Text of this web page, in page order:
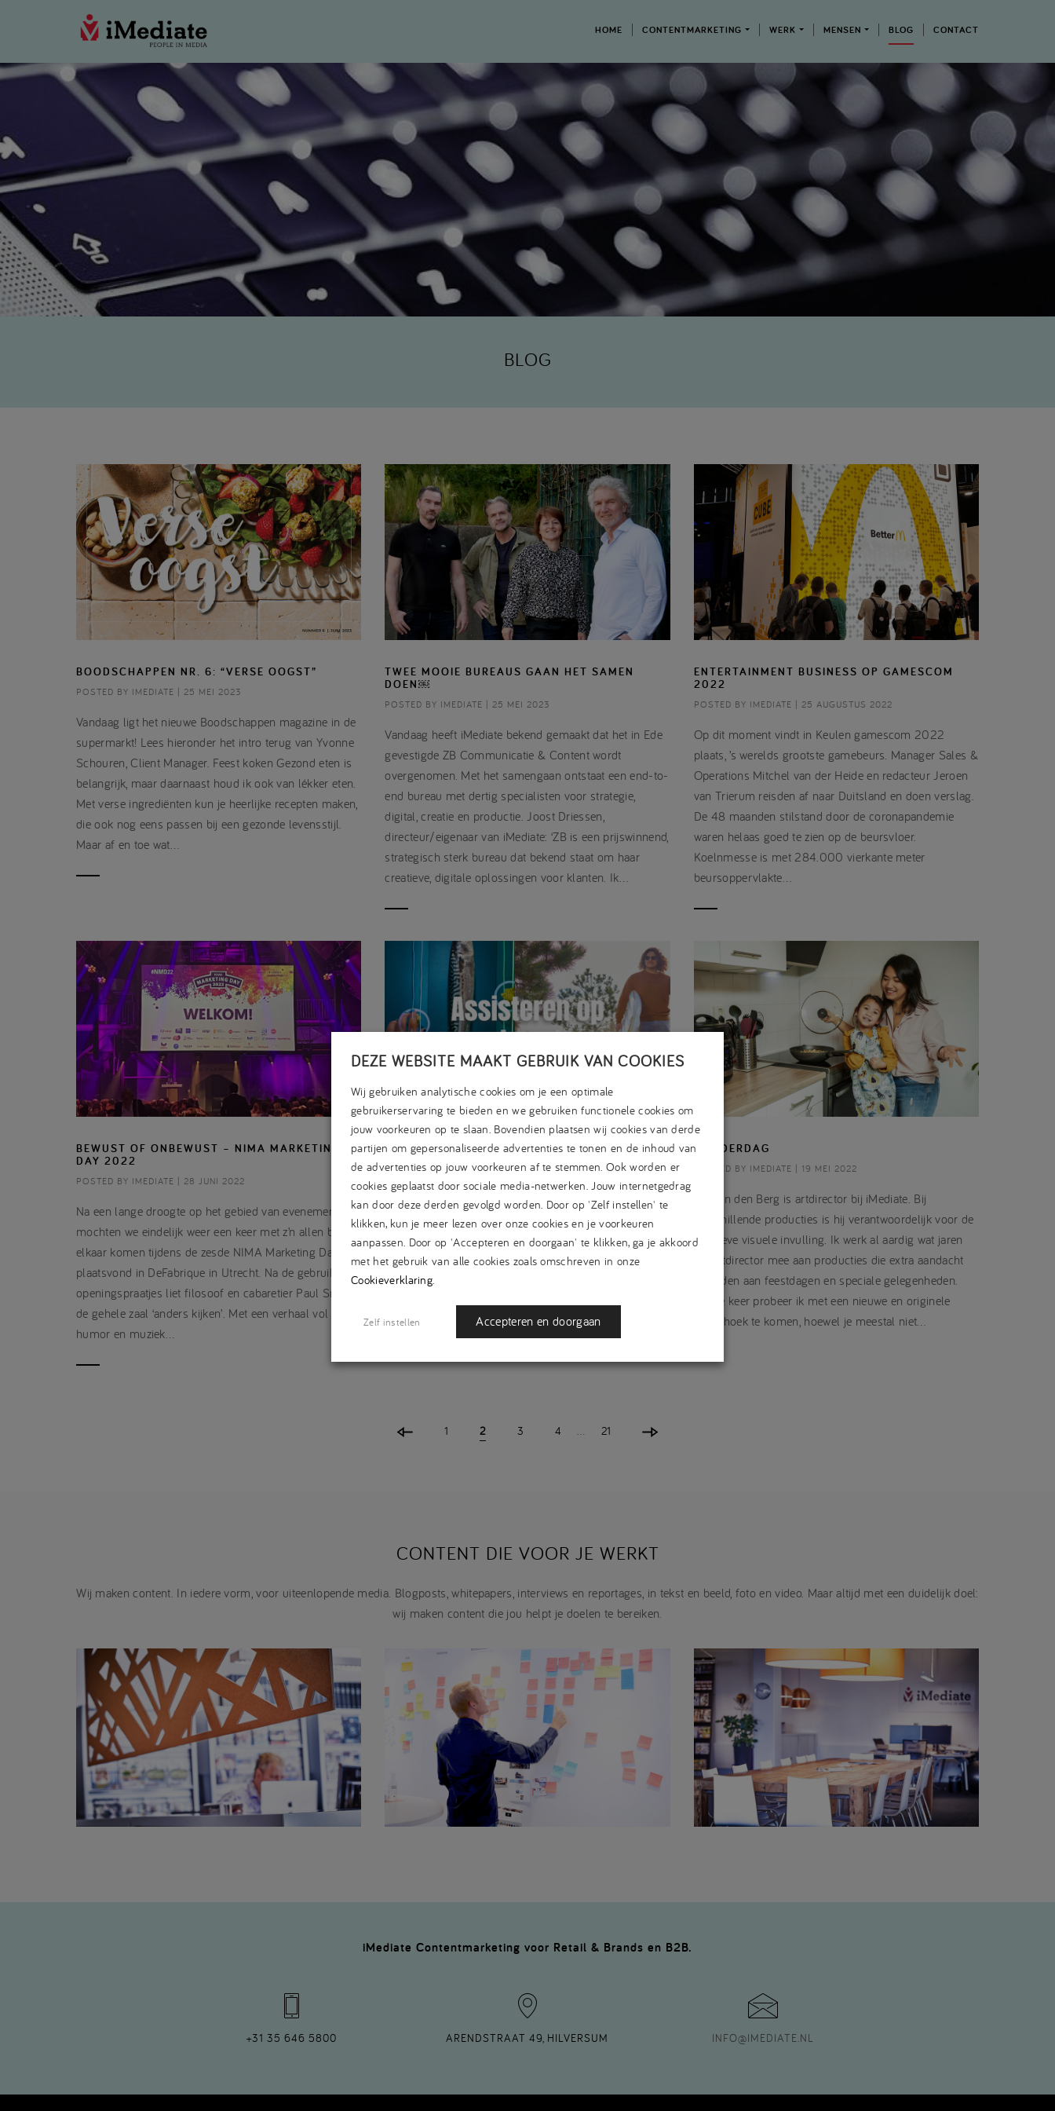
HOME CONTENTMARKETING WERK MENSEN BLOG CONTACT
BLOG
BOODSCHAPPEN NR. 6: “VERSE OOGST”
POSTED BY IMEDIATE | 25 MEI 2023
Vandaag ligt het nieuwe Boodschappen magazine in de
supermarkt! Lees hieronder het intro terug van Yvonne
Schouren, Client Manager. Feest koken Gezond eten is
belangrijk, maar daarnaast houd ik ook van lékker eten.
Met verse ingrediënten kun je heerlijke recepten maken,
die ook nog eens passen bij een gezonde levensstijl.
Maar af en toe wat…
TWEE MOOIE BUREAUS GAAN HET SAMEN
DOEN￼
POSTED BY IMEDIATE | 25 MEI 2023
Vandaag heeft iMediate bekend gemaakt dat het in Ede
gevestigde ZB Communicatie & Content wordt
overgenomen. Met het samengaan ontstaat een end-to-
end bureau met dertig specialisten voor strategie,
digital, creatie en productie. Joost Driessen,
directeur/eigenaar van iMediate: ‘ZB is een prijswinnend,
strategisch sterk bureau dat bekend staat om haar
creatieve, digitale oplossingen voor klanten. Ik…
ENTERTAINMENT BUSINESS OP GAMESCOM
2022
POSTED BY IMEDIATE | 25 AUGUSTUS 2022
Op dit moment vindt in Keulen gamescom 2022
plaats, ’s werelds grootste gamebeurs. Manager Sales &
Operations Mitchel van der Heide en redacteur Jeroen
van Trierum reisden af naar Duitsland en doen verslag.
De 48 maanden stilstand door de coronapandemie
waren helaas goed te zien op de beursvloer.
Koelnmesse is met 284.000 vierkante meter
beursoppervlakte…
BEWUST OF ONBEWUST – NIMA MARKETING
DAY 2022
POSTED BY IMEDIATE | 28 JUNI 2022
Na een lange droogte op het gebied van evenementen
mochten we eindelijk weer een keer met z’n allen bij
elkaar komen tijdens de zesde NIMA Marketing Day, die
plaatsvond in DeFabrique in Utrecht. Na de gebruikelijke
openingspraatjes liet filosoof en cabaretier Paul Smit
de gehele zaal ‘anders kijken’. Met een verhaal vol
humor en muziek…
HET IS WEER VOORBIJ…
POSTED BY IMEDIATE | 9 JUNI 2022
Mijn stage bij iMediate is zo snel voorbijgegaan, dat het
voelt alsof ik pas vorige week mijn introductieblog heb
geschreven. Toch zijn we nu echt ruim 500 stage-uren
verder… Op mijn eerste dag bij iMediate werd ik meteen
volledig opgenomen in het team en onder zeer goede
MOEDERDAG
POSTED BY IMEDIATE | 19 MEI 2022
Rik van den Berg is artdirector bij iMediate. Bij
verschillende producties is hij verantwoordelijk voor de
creatieve visuele invulling. Ik werk al aardig wat jaren
als artdirector mee aan producties die extra aandacht
besteden aan feestdagen en speciale gelegenheden.
Iedere keer probeer ik met een nieuwe en originele
invalshoek te komen, hoewel je meestal niet…
1 2 3 4 21
CONTENT DIE VOOR JE WERKT
Wij maken content. In iedere vorm, voor uiteenlopende media. Blogposts, whitepapers, interviews en reportages, in tekst en beeld, foto en video. Maar altijd met een duidelijk doel:
wij maken content die jou helpt je doelen te bereiken.
iMediate Contentmarketing voor Retail & Brands en B2B.
+31 35 646 5800 ARENDSTRAAT 49, HILVERSUM INFO@IMEDIATE.NL
DEZE WEBSITE MAAKT GEBRUIK VAN COOKIES
Wij gebruiken analytische cookies om je een optimale
gebruikerservaring te bieden en we gebruiken functionele cookies om
jouw voorkeuren op te slaan. Bovendien plaatsen wij cookies van derde
partijen om gepersonaliseerde advertenties te tonen en de inhoud van
de advertenties op jouw voorkeuren af te stemmen. Ook worden er
cookies geplaatst door sociale media-netwerken. Jouw internetgedrag
kan door deze derden gevolgd worden. Door op 'Zelf instellen' te
klikken, kun je meer lezen over onze cookies en je voorkeuren
aanpassen. Door op 'Accepteren en doorgaan' te klikken, ga je akkoord
met het gebruik van alle cookies zoals omschreven in onze
Cookieverklaring
Zelf instellen Accepteren en doorgaan